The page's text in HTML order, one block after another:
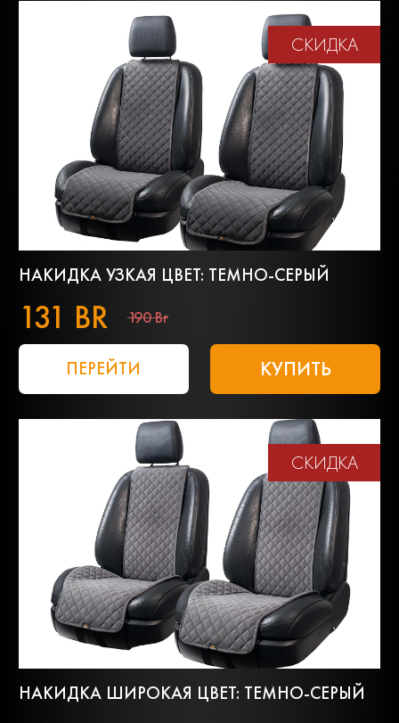
СКИДКА
НАКИДКА УЗКАЯ ЦВЕТ: ТЕМНО-СЕРЫЙ
131 BR 190 Br
ПЕРЕЙТИ КУПИТЬ
СКИДКА
НАКИДКА ШИРОКАЯ ЦВЕТ: ТЕМНО-СЕРЫЙ